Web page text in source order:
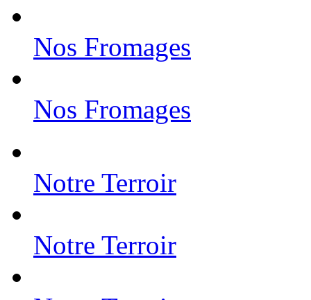
Nos Fromages
Nos Fromages
Notre Terroir
Notre Terroir